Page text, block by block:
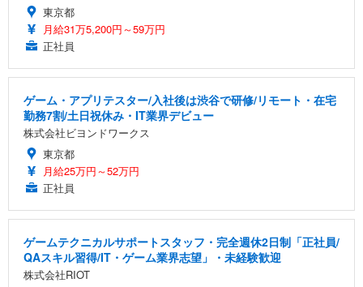
東京都
月給31万5,200円～59万円
正社員
ゲーム・アプリテスター/入社後は渋谷で研修/リモート・在宅
勤務7割/土日祝休み・IT業界デビュー
株式会社ビヨンドワークス
東京都
月給25万円～52万円
正社員
ゲームテクニカルサポートスタッフ・完全週休2日制「正社員/
QAスキル習得/IT・ゲーム業界志望」・未経験歓迎
株式会社RIOT